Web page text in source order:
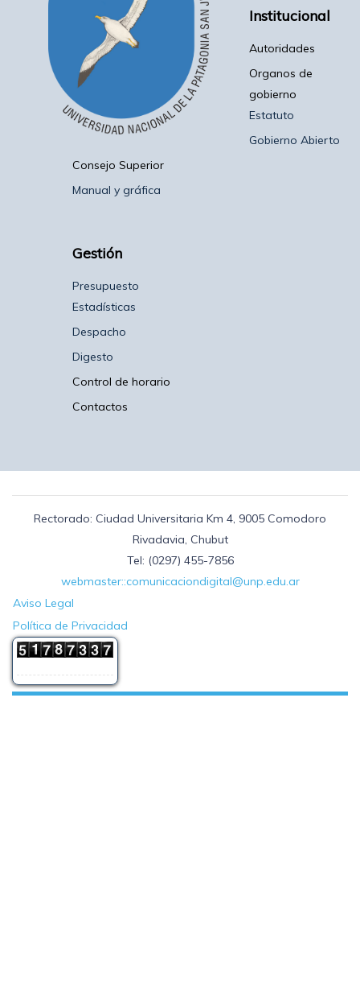
Institucional
Autoridades
Organos de
gobierno
Estatuto
Gobierno Abierto
Consejo Superior
Manual y gráfica
Gestión
Presupuesto
Estadísticas
Despacho
Digesto
Control de horario
Contactos
Rectorado: Ciudad Universitaria Km 4, 9005 Comodoro
Rivadavia, Chubut
Tel: (0297) 455-7856
webmaster::comunicaciondigital@unp.edu.ar
Aviso Legal
Política de Privacidad